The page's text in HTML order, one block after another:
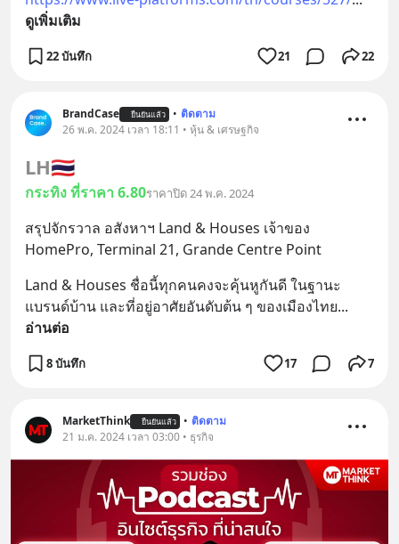
ดูเพิ่มเติม
22 บันทึก 21 22
BrandCase ยืนยันแล้ว • ติดตาม
26 พ.ค. 2024 เวลา 18:11 • หุ้น & เศรษฐกิจ
LH🇹🇭
กระทิง ที่ราคา 6.80ราคาปิด 24 พ.ค. 2024
สรุปจักรวาล อสังหาฯ Land & Houses เจ้าของ
HomePro, Terminal 21, Grande Centre Point
Land & Houses ชื่อนี้ทุกคนคงจะคุ้นหูกันดี ในฐานะ
แบรนด์บ้าน และที่อยู่อาศัยอันดับต้น ๆ ของเมืองไทย
อ่านต่อ
8 บันทึก 17 7
MarketThink ยืนยันแล้ว • ติดตาม
21 ม.ค. 2024 เวลา 03:00 • ธุรกิจ